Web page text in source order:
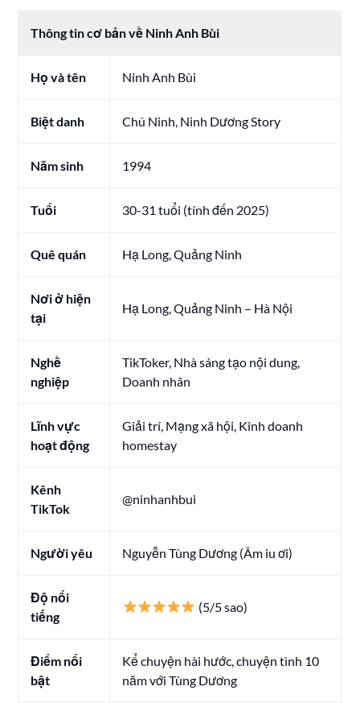
Thông tin cơ bản về Ninh Anh Bùi
Họ và tên Ninh Anh Bùi
Biệt danh Chú Ninh, Ninh Dương Story
Năm sinh 1994
Tuổi 30-31 tuổi (tính đến 2025)
Quê quán Hạ Long, Quảng Ninh
Nơi ở hiện
tại
Hạ Long, Quảng Ninh – Hà Nội
Nghề
nghiệp
TikToker, Nhà sáng tạo nội dung,
Doanh nhân
Lĩnh vực
hoạt động
Giải trí, Mạng xã hội, Kinh doanh
homestay
Kênh
TikTok
@ninhanhbui
Người yêu Nguyễn Tùng Dương (Âm iu ơi)
Độ nổi
tiếng
(5/5 sao)
Điểm nổi
bật
Kể chuyện hài hước, chuyện tình 10
năm với Tùng Dương